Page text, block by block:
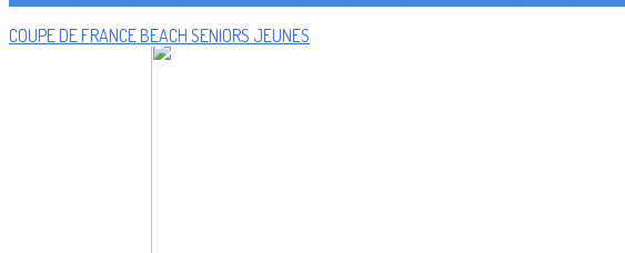
COUPE DE FRANCE BEACH SENIORS JEUNES